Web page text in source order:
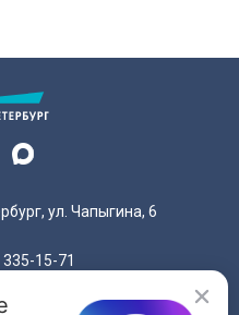
ул. Чапыгина, 6
15-71
размещенные на настоящем